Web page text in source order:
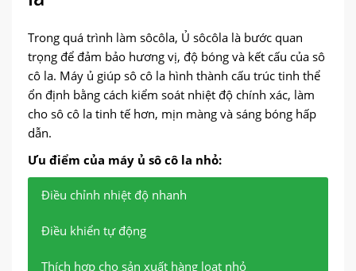
Trong quá trình làm sôcôla, Ủ sôcôla là bước quan
trọng để đảm bảo hương vị, độ bóng và kết cấu của sô
cô la. Máy ủ giúp sô cô la hình thành cấu trúc tinh thể
ổn định bằng cách kiểm soát nhiệt độ chính xác, làm
cho sô cô la tinh tế hơn, mịn màng và sáng bóng hấp
dẫn.
Ưu điểm của máy ủ sô cô la nhỏ:
Điều chỉnh nhiệt độ nhanh
Điều khiển tự động
Thích hợp cho sản xuất hàng loạt nhỏ